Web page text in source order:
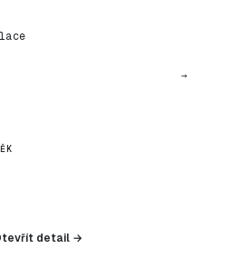
→
detail →